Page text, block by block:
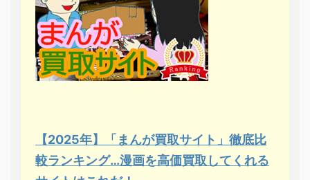
【2025年】「まんが買取サイト」徹底比
較ランキング…漫画を高価買取してくれる